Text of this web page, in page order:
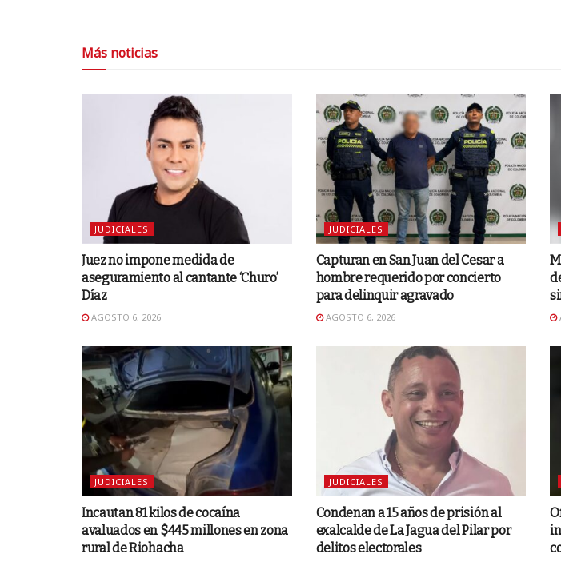
Más noticias
JUDICIALES
Juez no impone medida de
aseguramiento al cantante ‘Churo’
Díaz
AGOSTO 6, 2026
JUDICIALES
Capturan en San Juan del Cesar a
hombre requerido por concierto
para delinquir agravado
AGOSTO 6, 2026
JUDICIALES
Incautan 81 kilos de cocaína
avaluados en $445 millones en zona
rural de Riohacha
JUDICIALES
Condenan a 15 años de prisión al
exalcalde de La Jagua del Pilar por
delitos electorales